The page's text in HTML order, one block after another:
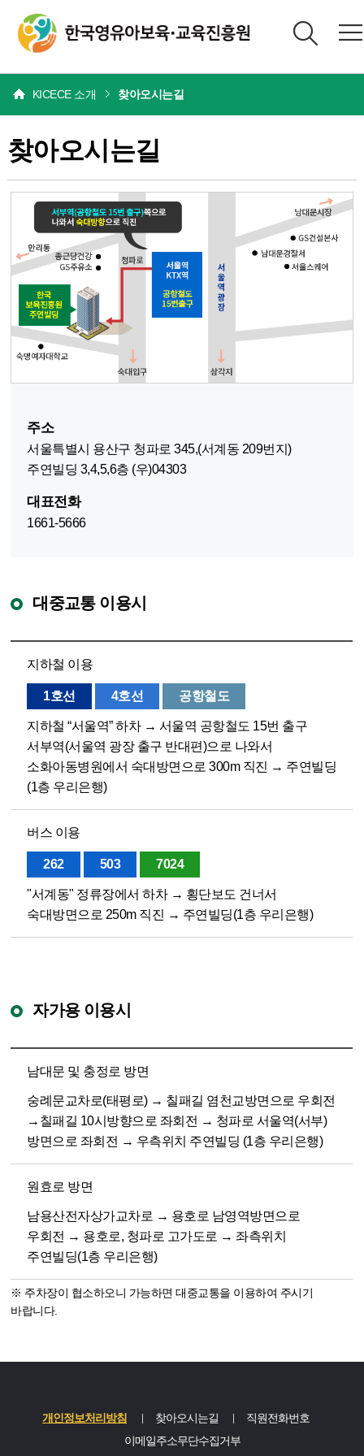
KICECE 소개 찾아오시는길
찾아오시는길
주소
서울특별시 용산구 청파로 345,(서계동 209번지)
주연빌딩 3,4,5,6층 (우)04303
대표전화
1661-5666
대중교통 이용시
지하철 이용
1호선 4호선 공항철도
지하철 “서울역” 하차 → 서울역 공항철도 15번 출구
서부역(서울역 광장 출구 반대편)으로 나와서
소화아동병원에서 숙대방면으로 300m 직진 → 주연빌딩
(1층 우리은행)
버스 이용
262 503 7024
"서계동" 정류장에서 하차 → 횡단보도 건너서
숙대방면으로 250m 직진 → 주연빌딩(1층 우리은행)
자가용 이용시
남대문 및 충정로 방면
숭례문교차로(태평로) → 칠패길 염천교방면으로 우회전
→칠패길 10시방향으로 좌회전 → 청파로 서울역(서부)
방면으로 좌회전 → 우측위치 주연빌딩 (1층 우리은행)
원효로 방면
남용산전자상가교차로 → 용호로 남영역방면으로
우회전 → 용호로, 청파로 고가도로 → 좌측위치
주연빌딩(1층 우리은행)
※ 주차장이 협소하오니 가능하면 대중교통을 이용하여 주시기
바랍니다.
개인정보처리방침 찾아오시는길
직원전화번호
이메일주소무단수집거부